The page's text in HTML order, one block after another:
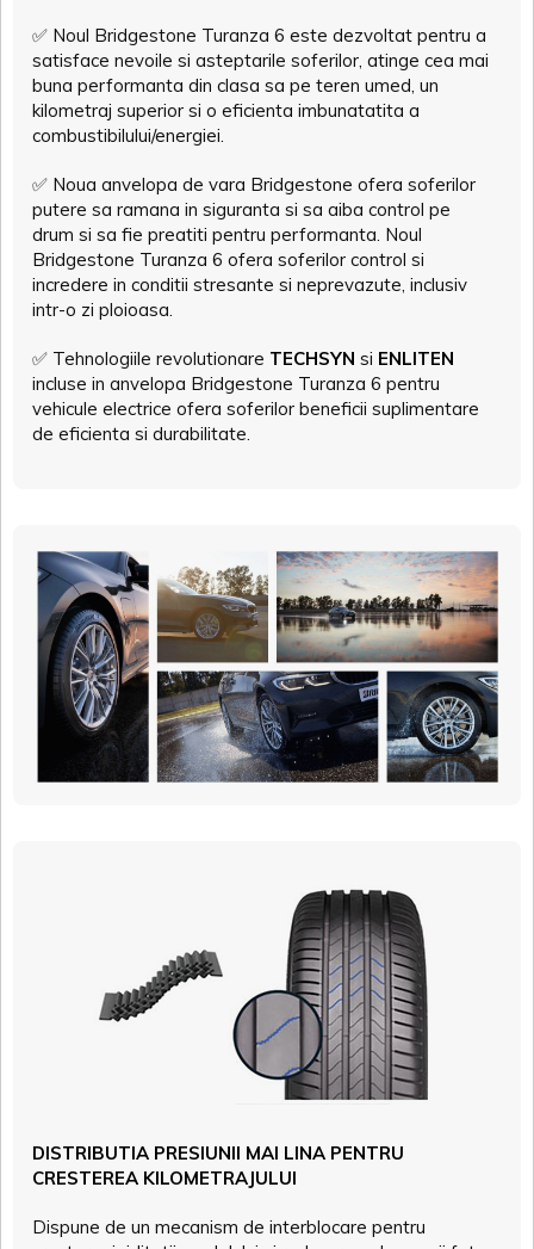
✅ Noul Bridgestone Turanza 6 este dezvoltat pentru a
satisface nevoile si asteptarile soferilor, atinge cea mai
buna performanta din clasa sa pe teren umed, un
kilometraj superior si o eficienta imbunatatita a
combustibilului/energiei.
✅ Noua anvelopa de vara Bridgestone ofera soferilor
putere sa ramana in siguranta si sa aiba control pe
drum si sa fie preatiti pentru performanta. Noul
Bridgestone Turanza 6 ofera soferilor control si
incredere in conditii stresante si neprevazute, inclusiv
intr-o zi ploioasa.
✅ Tehnologiile revolutionare TECHSYN si ENLITEN
incluse in anvelopa Bridgestone Turanza 6 pentru
vehicule electrice ofera soferilor beneficii suplimentare
de eficienta si durabilitate.
DISTRIBUTIA PRESIUNII MAI LINA PENTRU
CRESTEREA KILOMETRAJULUI
Dispune de un mecanism de interblocare pentru